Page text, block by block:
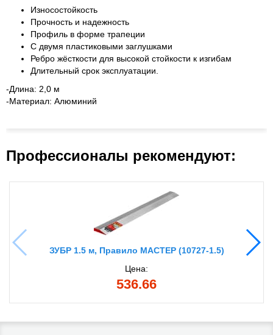
Износостойкость
Прочность и надежность
Профиль в форме трапеции
С двумя пластиковыми заглушками
Ребро жёсткости для высокой стойкости к изгибам
Длительный срок эксплуатации.
-Длина: 2,0 м
-Материал: Алюминий
Профессионалы рекомендуют:
ЗУБР 1.5 м, Правило МАСТЕР (10727-1.5)
Цена:
536.66